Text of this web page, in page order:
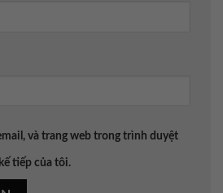
và trang web trong trình duyệt
tiếp của tôi.